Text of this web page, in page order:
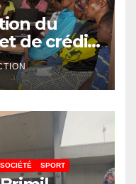
du
de crédit
Asbl : des
et
SOCIÉTÉ SPORT